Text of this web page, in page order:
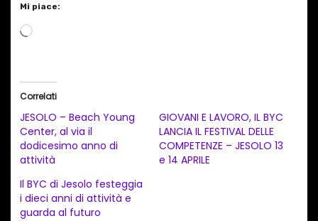
Mi piace:
C
a
m
e
n
t
Correlati
JESOLO – Beach Young
Center, al via il
dodicesimo anno di
attività
GIOVANI E LAVORO, IL BYC
LANCIA IL FESTIVAL DELLE
COMPETENZE – JESOLO 13
e 14 APRILE
Il BYC di Jesolo festeggia
i dieci anni di attività e
guarda al futuro